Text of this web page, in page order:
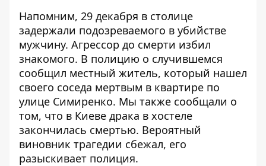
Напомним, 29 декабря в столице
задержали подозреваемого в убийстве
мужчину. Агрессор до смерти избил
знакомого. В полицию о случившемся
сообщил местный житель, который нашел
своего соседа мертвым в квартире по
улице Симиренко. Мы также сообщали о
том, что в Киеве драка в хостеле
закончилась смертью. Вероятный
виновник трагедии сбежал, его
разыскивает полиция.